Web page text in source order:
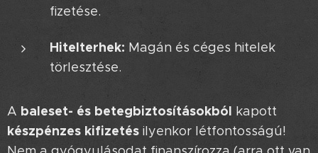
fizetése.
Hitelterhek: Magán és céges hitelek
törlesztése.
A baleset- és betegbiztosításokból kapott
készpénzes kifizetés ilyenkor létfontosságú!